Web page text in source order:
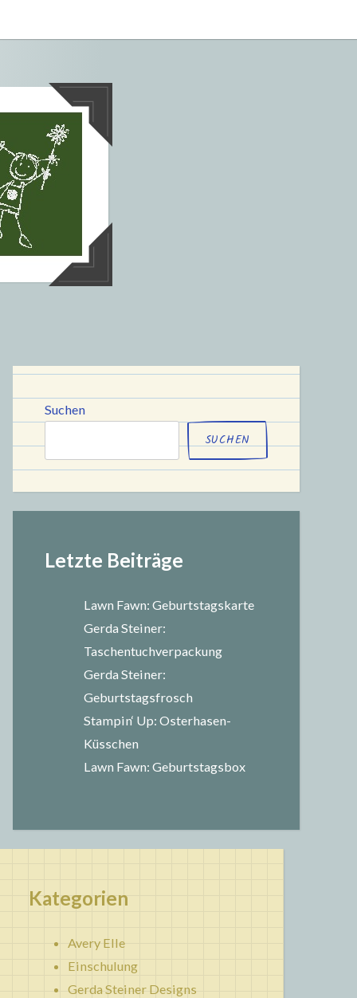
aus
Suchen
SUCHEN
Letzte Beiträge
Lawn Fawn: Geburtstagskarte
Gerda Steiner:
Taschentuchverpackung
Gerda Steiner:
Geburtstagsfrosch
Stampin‘ Up: Osterhasen-
Küsschen
Lawn Fawn: Geburtstagsbox
Kategorien
Avery Elle
Einschulung
Gerda Steiner Designs